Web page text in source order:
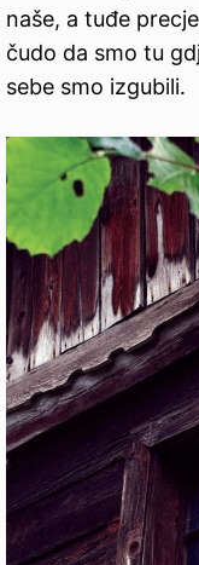
naše, a tuđe
čudo da smo tu
sebe smo izgubili.